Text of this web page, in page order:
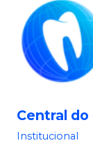
Central
Institucional